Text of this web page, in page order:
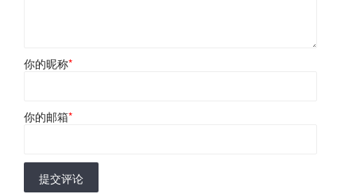
你的昵称*
你的邮箱*
提交评论